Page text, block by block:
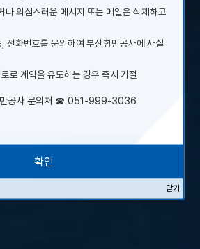
나 의심스러운 메시지 또는 메일은 삭제하고
전화번호를 문의하여 부산항만공사에 사실
로 계약을 유도하는 경우 즉시 거절
만공사 문의처 ☎ 051-999-3036
확인
닫기
만서비스를 제공합니다.
4